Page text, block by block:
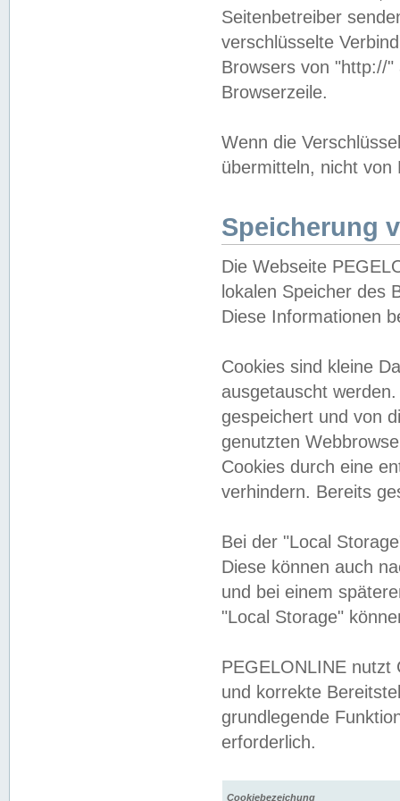
Seitenbetreiber
verschlüsselte
Browsers von "http://
Browserzeile.
Wenn die
übermitteln, nicht von
Speicherung
Die Webseite
lokalen Speicher des
Diese Informationen
Cookies sind kleine
ausgetauscht
gespeichert und von
genutzten
Cookies durch eine
verhindern. Bereits
Bei der "Local
Diese können auch
und bei einem
"Local Storage"
PEGELONLINE nutzt
und korrekte
grundlegende
erforderlich.
Cookiebezeichung